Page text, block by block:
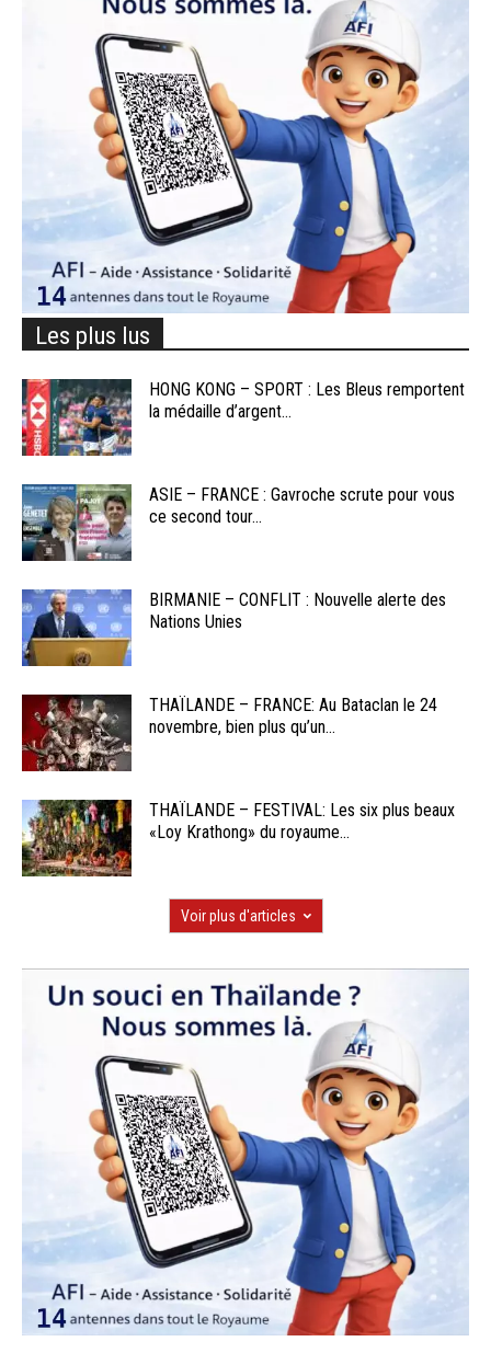
Les plus lus
HONG KONG – SPORT : Les Bleus remportent
la médaille d’argent...
ASIE – FRANCE : Gavroche scrute pour vous
ce second tour...
BIRMANIE – CONFLIT : Nouvelle alerte des
Nations Unies
THAÏLANDE – FRANCE: Au Bataclan le 24
novembre, bien plus qu’un...
THAÏLANDE – FESTIVAL: Les six plus beaux
«Loy Krathong» du royaume...
Voir plus d'articles